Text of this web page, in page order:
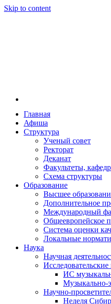
Skip to content
Новосибирская
Новосибирская
году распоряжением
заведением в
Глинки.
Главная
Афиша
Структура
Ученый совет
Ректорат
Деканат
Факультеты,
Схема структуры
Образование
Высшее
Дополнительное
Международный
Общеевропейское
Система оценки
Локальные
Наука
Научная
ИС
Музыкально-
Научно-
Неделя